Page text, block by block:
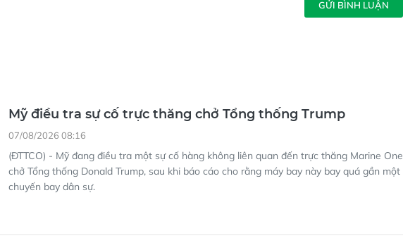
GỬI BÌNH LUẬN
Mỹ điều tra sự cố trực thăng chở Tổng thống Trump
07/08/2026 08:16
(ĐTTCO) - Mỹ đang điều tra một sự cố hàng không liên quan đến trực thăng Marine One
chở Tổng thống Donald Trump, sau khi báo cáo cho rằng máy bay này bay quá gần một
chuyến bay dân sự.